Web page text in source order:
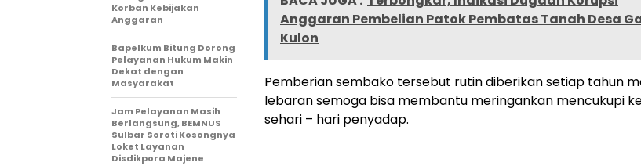
Anggaran Pembelian Patok Pembatas Tanah Desa
Kulon
Pemberian sembako tersebut rutin diberikan setiap tahun
lebaran semoga bisa membantu meringankan mencukupi
sehari – hari penyadap.
Korban Kebijakan
Anggaran
Bapelkum Bitung Dorong
Pelayanan Hukum Makin
Dekat dengan
Masyarakat
Jam Pelayanan Masih
Berlangsung, BEMNUS
Sulbar Soroti Kosongnya
Loket Layanan
Disdikpora Majene